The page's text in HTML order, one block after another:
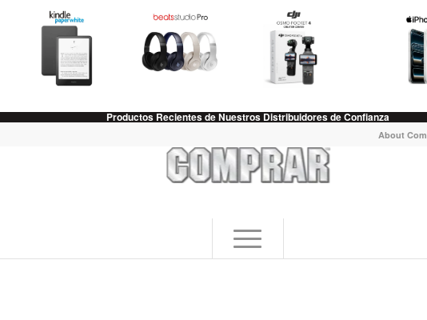
Productos Recientes de Nuestros Distribuidores de Confianza
About